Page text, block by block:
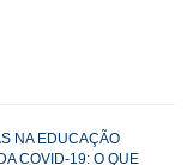
NA EDUCAÇÃO
COVID-19: O QUE